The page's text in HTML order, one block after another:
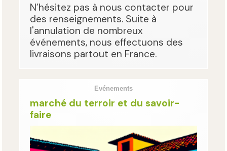
N’hésitez pas à nous contacter pour
des renseignements. Suite à
l'annulation de nombreux
événements, nous effectuons des
livraisons partout en France.
Evénements
marché du terroir et du savoir-
faire